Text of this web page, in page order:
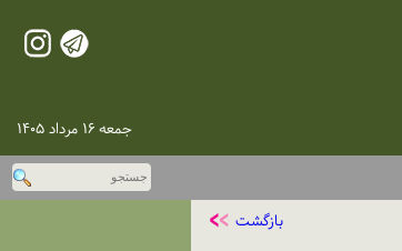
جمعه ۱۶ مرداد ۱۴۰۵
بازگشت